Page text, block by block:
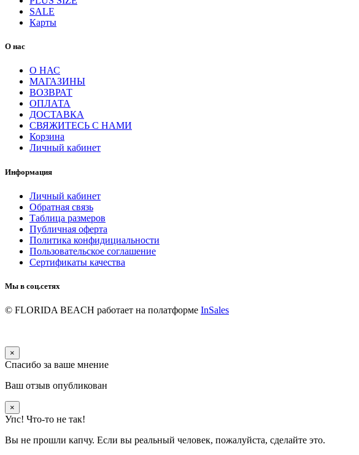
SALE
Карты
О нас
О НАС
МАГАЗИНЫ
ВОЗВРАТ
ОПЛАТА
ДОСТАВКА
СВЯЖИТЕСЬ С НАМИ
Корзина
Личный кабинет
Информация
Личный кабинет
Обратная связь
Таблица размеров
Публичная оферта
Политика конфидициальности
Пользовательское соглашение
Сертификаты качества
Мы в соц.сетях
© FLORIDA BEACH работает на полатформе InSales
×
Спасибо за ваше мнение
Ваш отзыв опубликован
×
Упс! Что-то не так!
Вы не прошли капчу. Если вы реальный человек, пожалуйста, сделайте это.